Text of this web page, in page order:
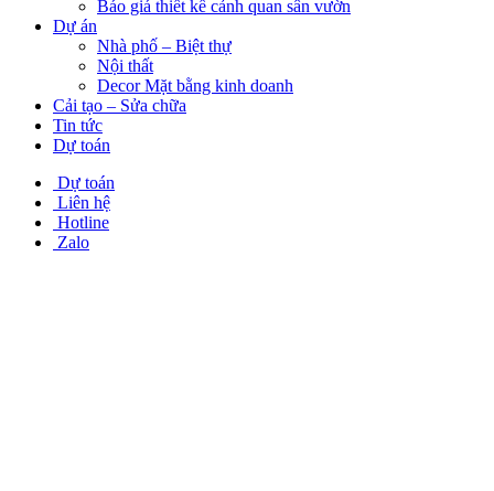
Báo giá thiết kế cảnh quan sân vườn
Dự án
Nhà phố – Biệt thự
Nội thất
Decor Mặt bằng kinh doanh
Cải tạo – Sửa chữa
Tin tức
Dự toán
Dự toán
Liên hệ
Hotline
Zalo